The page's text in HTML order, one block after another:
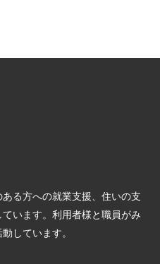
る方への就業支援、住いの支
います。利用者様と職員がみ
しています。